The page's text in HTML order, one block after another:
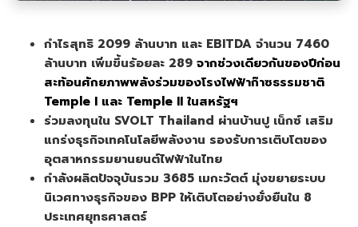
กำไรสุทธิ 2099 ล้านบาท และ EBITDA จำนวน 7460
ล้านบาท เพิ่มขึ้นร้อยละ 289 จากช่วงเดียวกันของปีก่อน
สะท้อนศักยภาพพลังร่วมของโรงไฟฟ้าก๊าซธรรมชาติ
Temple I และ Temple II ในสหรัฐฯ
ร่วมลงทุนใน SVOLT Thailand ผ่านบ้านปู เน็กซ์ เสริม
แกร่งธุรกิจเทคโนโลยีพลังงาน รองรับการเติบโตของ
อุตสาหกรรมยานยนต์ไฟฟ้าในไทย
กำลังผลิตปัจจุบันรวม 3685 เมกะวัตต์ มุ่งขยายระบบ
นิเวศทางธุรกิจของ BPP ให้เติบโตอย่างยั่งยืนใน 8
ประเทศยุทธศาสตร์